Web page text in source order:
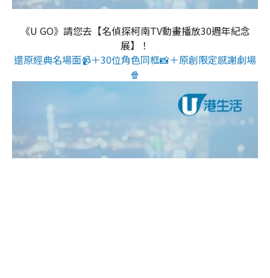
《U GO》請您去【名偵探柯南TV動畫播放30週年紀念
展】！
還原經典名場面📹＋30位角色同框📸＋原創限定感謝劇場
🍿